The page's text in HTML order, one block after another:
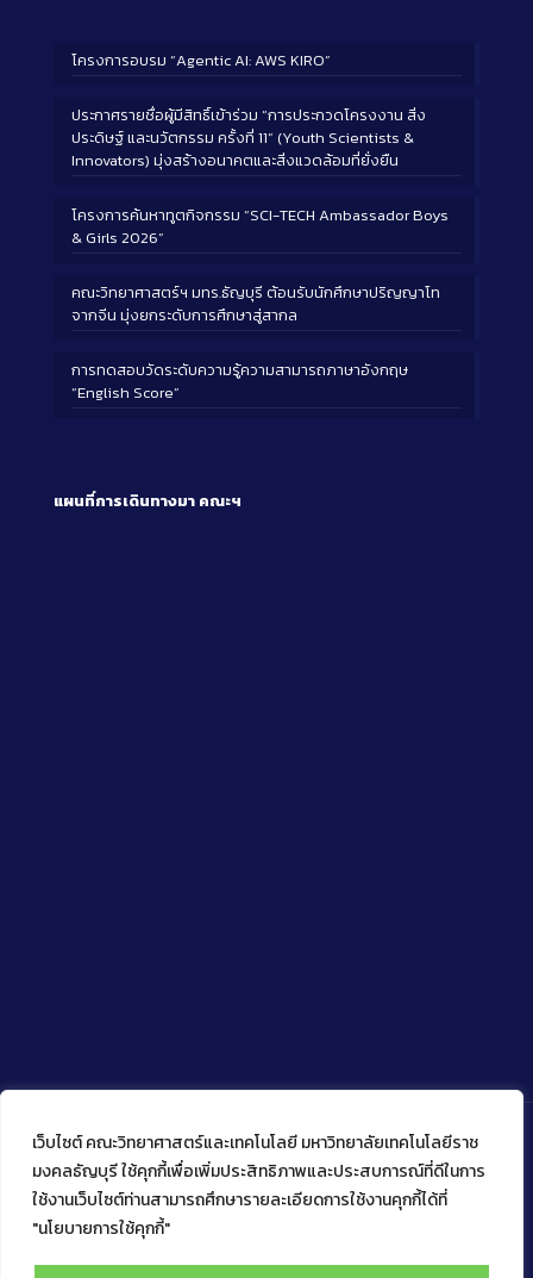
เว็บไซต์ คณะวิทยาศาสตร์และเทคโนโลยี มหาวิทยาลัยเทคโนโลยีราช
มงคลธัญบุรี ใช้คุกกี้เพื่อเพิ่มประสิทธิภาพและประสบการณ์ที่ดีในการ
ใช้งานเว็บไซต์ท่านสามารถศึกษารายละเอียดการใช้งานคุกกี้ได้ที่
"นโยบายการใช้คุกกี้"
โครงการอบรม “Agentic AI: AWS KIRO”
ประกาศรายชื่อผู้มีสิทธิ์เข้าร่วม “การประกวดโครงงาน สิ่ง
ประดิษฐ์ และนวัตกรรม ครั้งที่ 11” (Youth Scientists &
Innovators) มุ่งสร้างอนาคตและสิ่งแวดล้อมที่ยั่งยืน
โครงการค้นหาทูตกิจกรรม “SCI-TECH Ambassador Boys
& Girls 2026”
คณะวิทยาศาสตร์ฯ มทร.ธัญบุรี ต้อนรับนักศึกษาปริญญาโท
จากจีน มุ่งยกระดับการศึกษาสู่สากล
การทดสอบวัดระดับความรู้ความสามารถภาษาอังกฤษ
“English Score”
แผนที่การเดินทางมา คณะฯ
Copyright © 2022 คณะวิทยาศาสตร์และเทคโนโลยี มหาวิทยาลัย